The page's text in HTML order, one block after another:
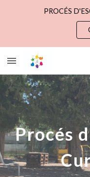
PROCÉS
Procés